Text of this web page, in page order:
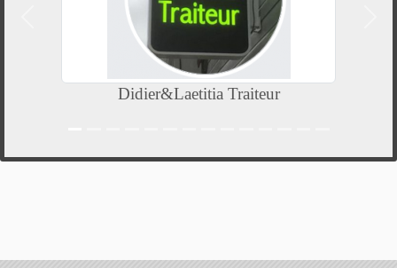
Didier&Laetitia Traiteur